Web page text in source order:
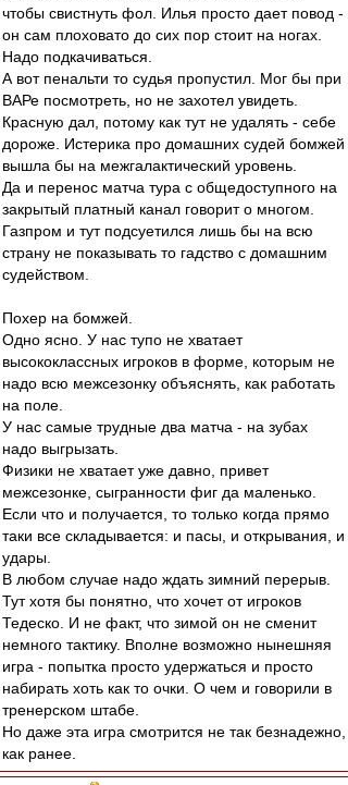
чтобы свистнуть фол. Илья просто дает повод -
он сам плоховато до сих пор стоит на ногах.
Надо подкачиваться.
А вот пенальти то судья пропустил. Мог бы при
ВАРе посмотреть, но не захотел увидеть.
Красную дал, потому как тут не удалять - себе
дороже. Истерика про домашних судей бомжей
вышла бы на межгалактический уровень.
Да и перенос матча тура с общедоступного на
закрытый платный канал говорит о многом.
Газпром и тут подсуетился лишь бы на всю
страну не показывать то гадство с домашним
судейством.
Похер на бомжей.
Одно ясно. У нас тупо не хватает
высококлассных игроков в форме, которым не
надо всю межсезонку объяснять, как работать
на поле.
У нас самые трудные два матча - на зубах
надо выгрызать.
Физики не хватает уже давно, привет
межсезонке, сыгранности фиг да маленько.
Если что и получается, то только когда прямо
таки все складывается: и пасы, и открывания, и
удары.
В любом случае надо ждать зимний перерыв.
Тут хотя бы понятно, что хочет от игроков
Тедеско. И не факт, что зимой он не сменит
немного тактику. Вполне возможно нынешняя
игра - попытка просто удержаться и просто
набирать хоть как то очки. О чем и говорили в
тренерском штабе.
Но даже эта игра смотрится не так безнадежно,
как ранее.